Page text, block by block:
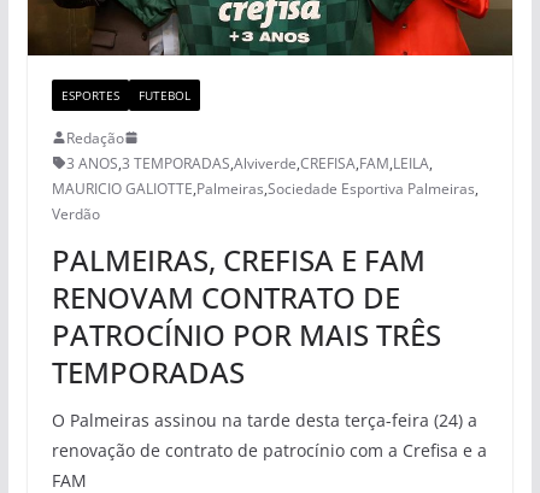
ESPORTES FUTEBOL
Redação
3 ANOS,3 TEMPORADAS,Alviverde,CREFISA,FAM,LEILA,
MAURICIO GALIOTTE,Palmeiras,Sociedade Esportiva Palmeiras,
Verdão
PALMEIRAS, CREFISA E FAM
RENOVAM CONTRATO DE
PATROCÍNIO POR MAIS TRÊS
TEMPORADAS
O Palmeiras assinou na tarde desta terça-feira (24) a
renovação de contrato de patrocínio com a Crefisa e a
FAM